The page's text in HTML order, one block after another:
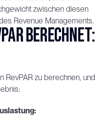
zwischen diesen
Revenue Managements.
berechnet:
RevPAR zu berechnen, und